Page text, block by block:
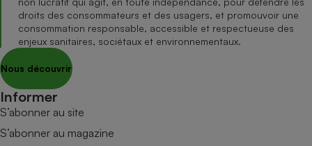
droits des consommateurs et des usagers, et promouvoir une
consommation responsable, accessible et respectueuse des
enjeux sanitaires, sociétaux et environnementaux.
Nous découvrir
Informer
S’abonner au site
S’abonner au magazine